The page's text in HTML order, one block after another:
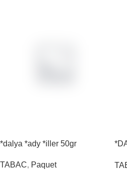
*dalya *ady *iller 50gr
TABAC, Paquet